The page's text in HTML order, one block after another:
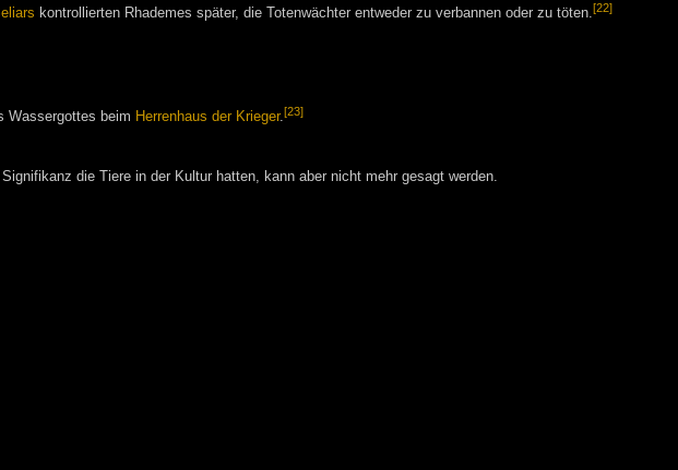
kontrollierten Rhademes später, die Totenwächter entweder zu verbannen oder zu töten.[22]
Wassergottes beim Herrenhaus der Krieger.[23]
die Tiere in der Kultur hatten, kann aber nicht mehr gesagt werden.